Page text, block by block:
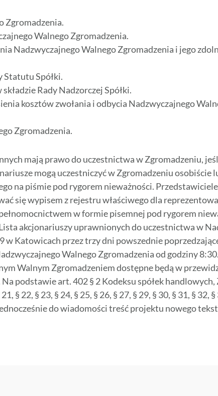
Zgromadzenia.
Walnego Zgromadzenia.
Nadzwyczajnego Walnego Zgromadzenia i jego
Statutu Spółki.
Rady Nadzorczej Spółki.
kosztów zwołania i odbycia Nadzwyczajnego
Zgromadzenia.
mają prawo do uczestnictwa w Zgromadzeniu,
mogą uczestniczyć w Zgromadzeniu
na piśmie pod rygorem nieważności.
się wypisem z rejestru właściwego dla
w formie pisemnej pod rygorem
akcjonariuszy uprawnionych do uczestnictwa w
w Katowicach przez trzy dni powszednie
Walnego Zgromadzenia od godziny
Walnym Zgromadzeniem dostępne będą w
podstawie art. 402 § 2 Kodeksu spółek handlowych,
§ 22, § 23, § 24, § 25, § 26, § 27, § 29, § 30, § 31, § 32,
jednocześnie do wiadomości treść projektu nowego